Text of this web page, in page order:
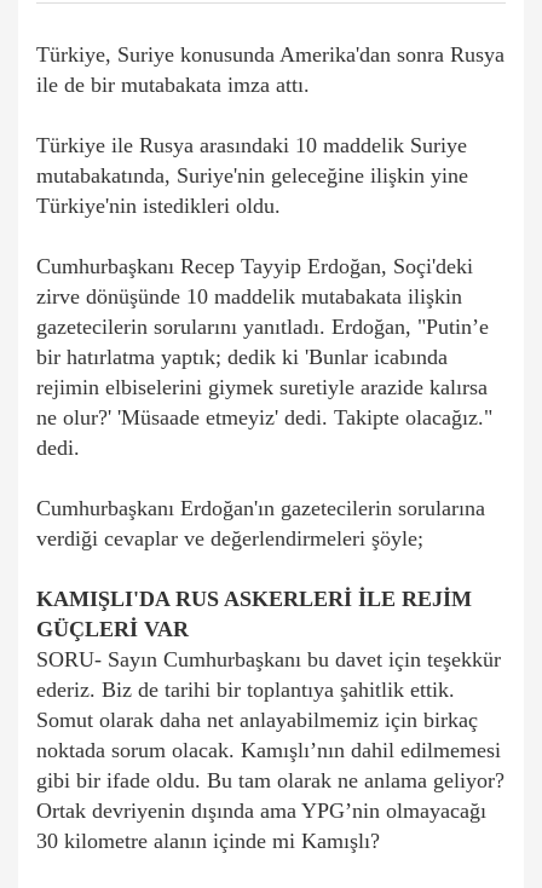
Türkiye, Suriye konusunda Amerika'dan sonra Rusya
ile de bir mutabakata imza attı.
Türkiye ile Rusya arasındaki 10 maddelik Suriye
mutabakatında, Suriye'nin geleceğine ilişkin yine
Türkiye'nin istedikleri oldu.
Cumhurbaşkanı Recep Tayyip Erdoğan, Soçi'deki
zirve dönüşünde 10 maddelik mutabakata ilişkin
gazetecilerin sorularını yanıtladı. Erdoğan, "Putin’e
bir hatırlatma yaptık; dedik ki 'Bunlar icabında
rejimin elbiselerini giymek suretiyle arazide kalırsa
ne olur?' 'Müsaade etmeyiz' dedi. Takipte olacağız."
dedi.
Cumhurbaşkanı Erdoğan'ın gazetecilerin sorularına
verdiği cevaplar ve değerlendirmeleri şöyle;
KAMIŞLI'DA RUS ASKERLERİ İLE REJİM
GÜÇLERİ VAR
SORU- Sayın Cumhurbaşkanı bu davet için teşekkür
ederiz. Biz de tarihi bir toplantıya şahitlik ettik.
Somut olarak daha net anlayabilmemiz için birkaç
noktada sorum olacak. Kamışlı’nın dahil edilmemesi
gibi bir ifade oldu. Bu tam olarak ne anlama geliyor?
Ortak devriyenin dışında ama YPG’nin olmayacağı
30 kilometre alanın içinde mi Kamışlı?